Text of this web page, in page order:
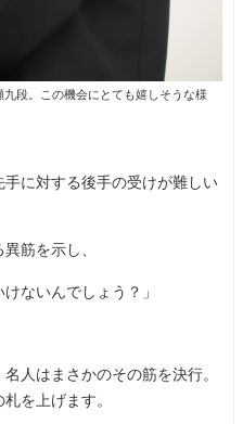
段。この機会にとても嬉しそうな様
に対する後手の受けが難しい
筋を示し、
ないんでしょう？」
人はまさかのその筋を決行。
を上げます。